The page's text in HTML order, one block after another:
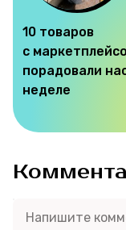
10 товаров
с
порадовали
неделе